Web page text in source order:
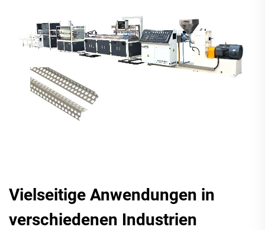
Vielseitige Anwendungen in
verschiedenen Industrien